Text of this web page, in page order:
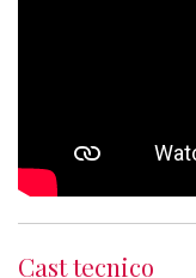
Cast tecnico